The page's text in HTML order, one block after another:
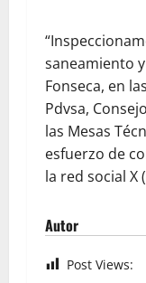
saneamiento
Fonseca, en
Pdvsa,
las Mesas
esfuerzo de
la red social X
Autor
Post Views: